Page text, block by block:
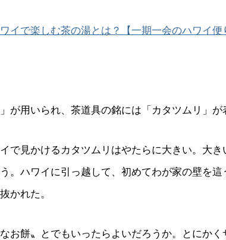
イで楽しむ茶の湯とは？【一期一会のハワイ便
が用いられ、茶道具の銘には「カタツムリ」が
で見かけるカタツムリはやたらに大きい。大き
。ハワイに引っ越して、初めてわが家の壁を這
かれた。
お餅〟とでもいったらよいだろうか。とにかく